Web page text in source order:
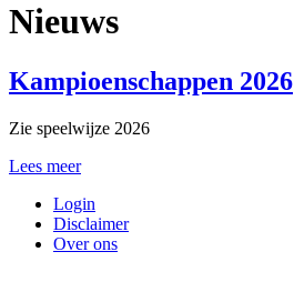
Nieuws
Kampioenschappen 2026
Zie speelwijze 2026
Lees meer
Login
Disclaimer
Over ons